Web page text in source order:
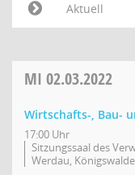
Aktuell
MI 02.03.2022
Wirtschafts-, Bau-
17:00 Uhr
Sitzungssaal des
Werdau,